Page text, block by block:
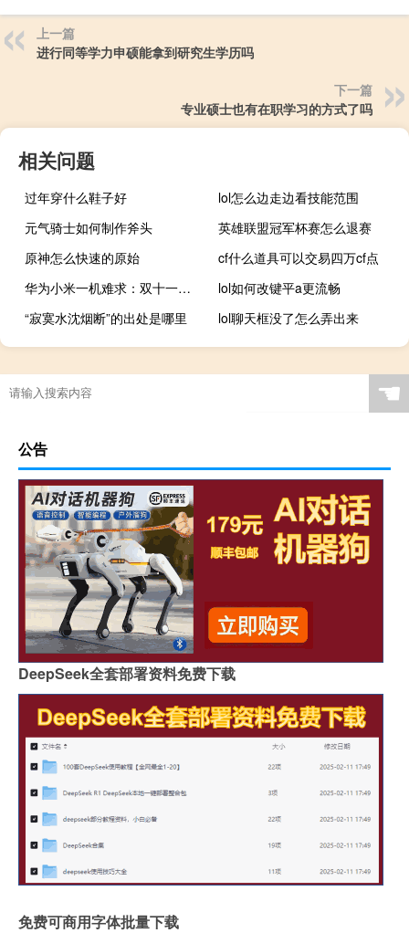
上一篇
进行同等学力申硕能拿到研究生学历吗
下一篇
专业硕士也有在职学习的方式了吗
相关问题
过年穿什么鞋子好
lol怎么边走边看技能范围
元气骑士如何制作斧头
英雄联盟冠军杯赛怎么退赛
原神怎么快速的原始
cf什么道具可以交易四万cf点
华为小米一机难求：双十一苹果却在降价促销
lol如何改键平a更流畅
“寂寞水沈烟断”的出处是哪里
lol聊天框没了怎么弄出来
☚
公告
DeepSeek全套部署资料免费下载
免费可商用字体批量下载